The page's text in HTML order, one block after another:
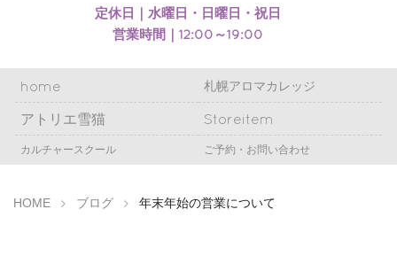
定休日｜水曜日・日曜日・祝日
営業時間｜12:00～19:00
home 札幌アロマカレッジ
アトリエ雪猫 Storeitem
カルチャースクール ご予約・お問い合わせ
HOME ブログ 年末年始の営業について